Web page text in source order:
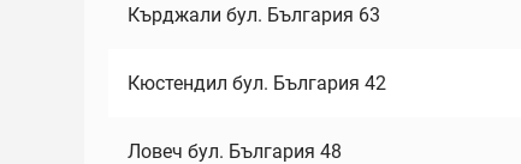
Кърджали бул. България 63
Кюстендил бул. България 42
Ловеч бул. България 48